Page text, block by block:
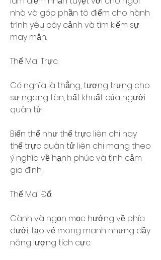
nhà và góp phần tô điểm cho hành
trình yêu cây cảnh và tìm kiếm sự
may mắn.
Thế Mai Trực:
Có nghĩa là thẳng, tượng trưng cho
sự ngang tàn, bất khuất của người
quân tử.
Biến thể như thế trực liên chi hay
thế trực quân tử liên chi mang theo
ý nghĩa về hạnh phúc và tình cảm
gia đình.
Thế Mai Đổ:
Cành và ngọn mọc hướng về phía
dưới, tạo vẻ mong manh nhưng đầy
năng lượng tích cực.